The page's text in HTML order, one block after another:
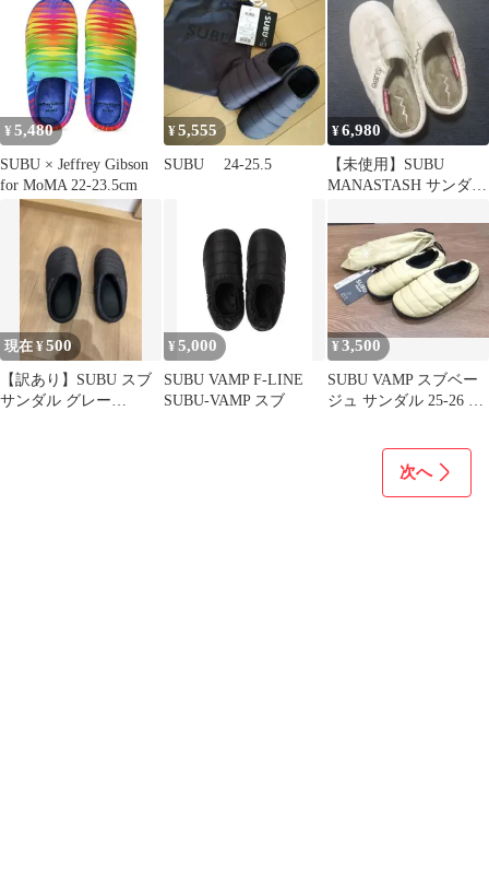
¥ 5,480
SUBU × Jeffrey Gibson
for MoMA 22-23.5cm
¥5,555
SUBU 24-25.5
¥6,980
【未使用】SUBU
MANASTASH サンダル
現在 ¥500
【訳あり】SUBU スブ
サンダル グレー
¥5,000
SUBU VAMP F-LINE
SUBU-VAMP スブ
¥3,500
SUBU VAMP スブベー
ジュ サンダル 25-26 靴
次へ